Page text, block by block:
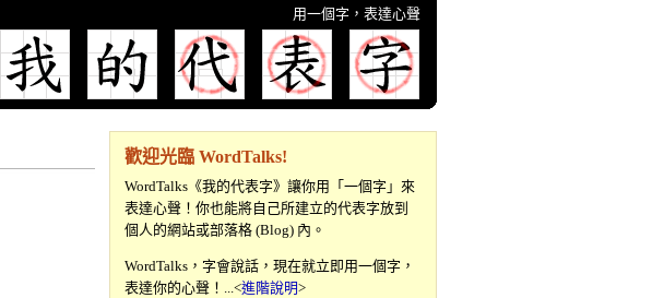
用一個字，表達心聲
歡迎光臨 WordTalks!
WordTalks《我的代表字》讓你用「一個字」來
表達心聲！你也能將自己所建立的代表字放到
個人的網站或部落格 (Blog) 內。
WordTalks，字會說話，現在就立即用一個字，
表達你的心聲！...<進階說明>